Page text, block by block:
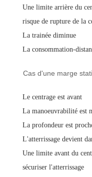
Une limite arrière du
risque de rupture de la
La trainée diminue
La consommation-
Cas d'une marge
Le centrage est avant
La manoeuvrabilité est
La profondeur est
L'atterrissage devient
Une limite avant du
sécuriser l'atterrissage